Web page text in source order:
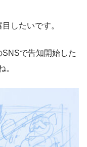
したいです。
で告知開始した
。